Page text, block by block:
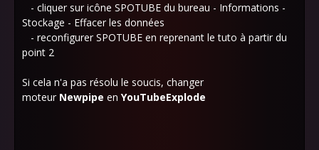
- cliquer sur icône SPOTUBE du bureau - Informations -
Stockage - Effacer les données
- reconfigurer SPOTUBE en reprenant le tuto à partir du
point 2
Si cela n'a pas résolu le soucis, changer
moteur Newpipe en YouTubeExplode